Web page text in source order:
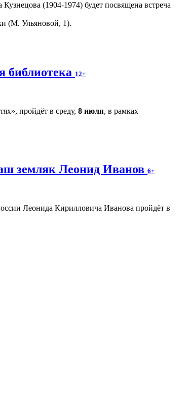
(1904-1974) будет посвящена встреча
(М. Ульяновой, 1).
библиотека 12+
пройдёт в среду, 8 июля, в рамках
земляк Леонид Иванов 6+
Леонида Кирилловича Иванова пройдёт в